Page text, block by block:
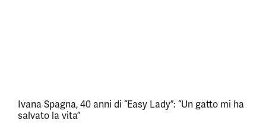
Ivana Spagna, 40 anni di “Easy Lady”: “Un gatto mi ha
salvato la vita”